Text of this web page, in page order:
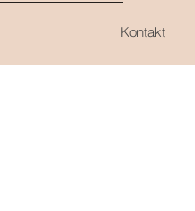
Kontakt